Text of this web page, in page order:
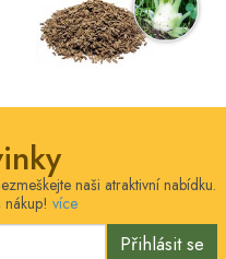
naši atraktivní nabídku.
nákup! více
Přihlásit se